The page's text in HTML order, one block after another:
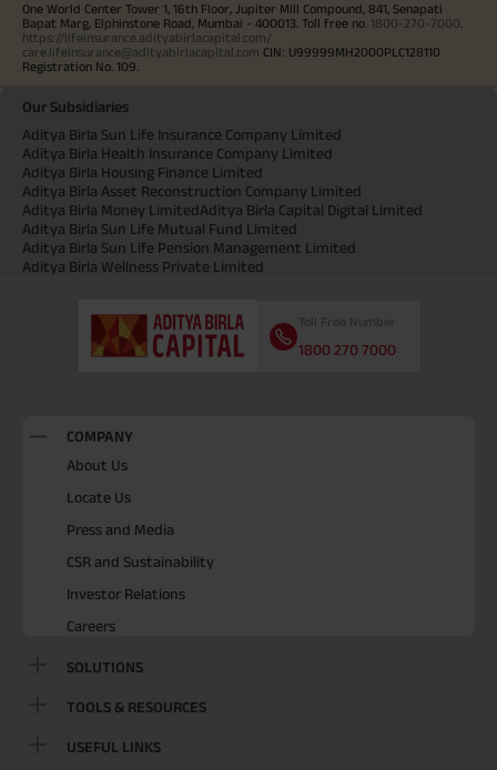
One World Center Tower 1, 16th Floor, Jupiter Mill Compound, 841, Senapati
Bapat Marg, Elphinstone Road, Mumbai - 400013. Toll free no. 1800-270-7000
https://lifeinsurance.adityabirlacapital.com/
care.lifeinsurance@adityabirlacapital.com CIN: U99999MH2000PLC128110
Registration No. 109.
Our Subsidiaries
Aditya Birla Sun Life Insurance Company Limited
Aditya Birla Health Insurance Company Limited
Aditya Birla Housing Finance Limited
Aditya Birla Asset Reconstruction Company Limited
Aditya Birla Money LimitedAditya Birla Capital Digital Limited
Aditya Birla Sun Life Mutual Fund Limited
Aditya Birla Sun Life Pension Management Limited
Aditya Birla Wellness Private Limited
Toll Free Number
1800 270 7000
COMPANY
About Us
Locate Us
Press and Media
CSR and Sustainability
Investor Relations
Careers
SOLUTIONS
TOOLS & RESOURCES
USEFUL LINKS